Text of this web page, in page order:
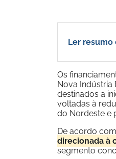
Ler resumo
Os
Nova Indústria
destinados a
voltadas à
do Nordeste e
De acordo
direcionada à
segmento